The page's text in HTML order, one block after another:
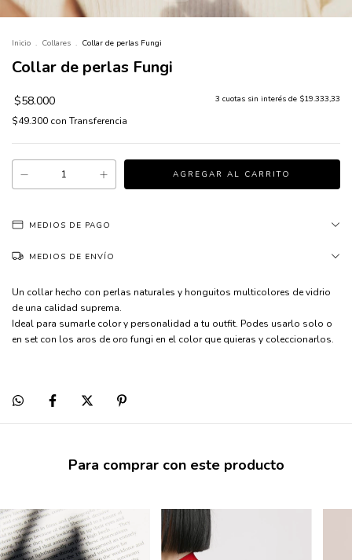
Inicio . Collares . Collar de perlas Fungi
Collar de perlas Fungi
$58.000 3 cuotas sin interés de $19.333,33
$49.300 con Transferencia
MEDIOS DE PAGO
MEDIOS DE ENVÍO
Un collar hecho con perlas naturales y honguitos multicolores de vidrio
de una calidad suprema.
Ideal para sumarle color y personalidad a tu outfit. Podes usarlo solo o
en set con los aros de oro fungi en el color que quieras y coleccionarlos.
Para comprar con este producto